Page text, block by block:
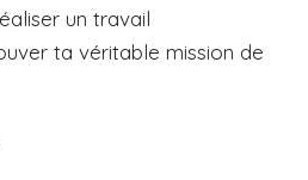
un travail
ta véritable mission de